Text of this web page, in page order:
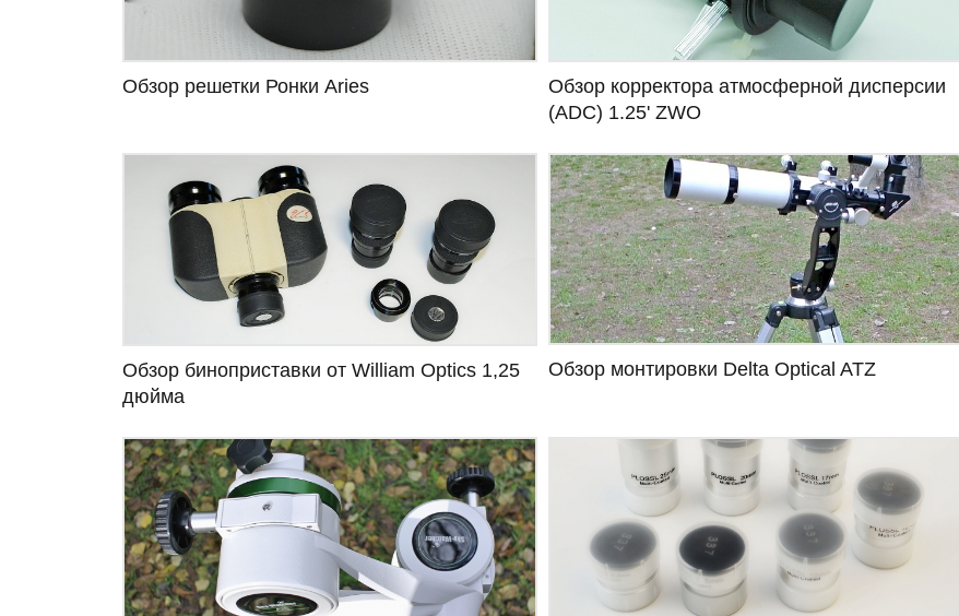
Обзор решетки Ронки Aries
Обзор корректора атмосферной дисперсии
(ADC) 1.25' ZWO
Обзор биноприставки от William Optics 1,25
дюйма
Обзор монтировки Delta Optical ATZ